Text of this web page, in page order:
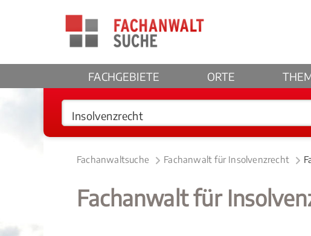
FACHGEBIETE ORTE
Fachanwaltsuche Fachanwalt für Insolvenzrecht
Fachanwalt für